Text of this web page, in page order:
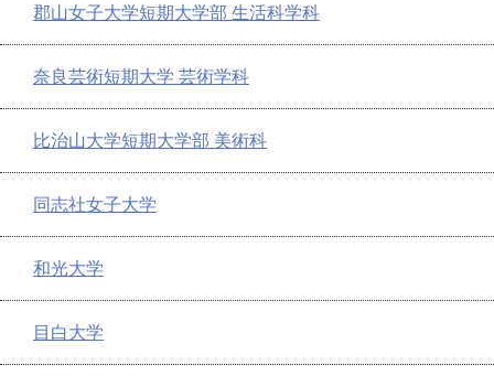
郡山女子大学短期大学部 生活科学科
奈良芸術短期大学 芸術学科
比治山大学短期大学部 美術科
同志社女子大学
和光大学
目白大学